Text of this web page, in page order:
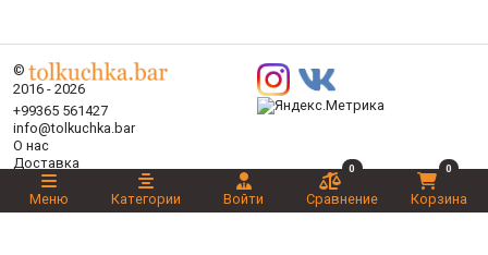
©
2016 - 2026
+99365 561427
info@tolkuchka.bar
О нас
Доставка
Статьи
Бренды
Меню Категории Войти
0
Сравнение
0
Корзина